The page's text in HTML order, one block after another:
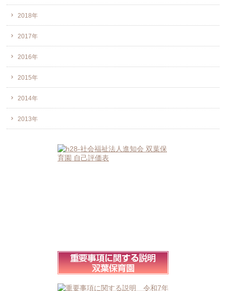
2018年
2017年
2016年
2015年
2014年
2013年